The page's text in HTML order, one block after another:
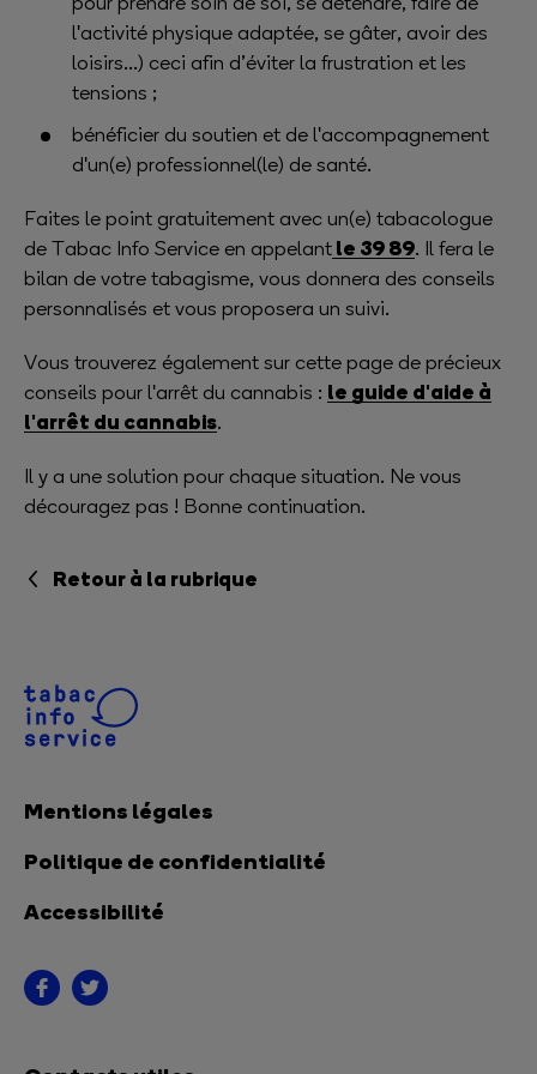
l'activité physique adaptée, se gâter, avoir des
loisirs...) ceci afin d’éviter la frustration et les
tensions ;
bénéficier du soutien et de l'accompagnement
d'un(e) professionnel(le) de santé.
Faites le point gratuitement avec un(e) tabacologue
de Tabac Info Service en appelant le 39 89. Il fera le
bilan de votre tabagisme, vous donnera des conseils
personnalisés et vous proposera un suivi.
Vous trouverez également sur cette page de précieux
conseils pour l'arrêt du cannabis : le guide d'aide à
l'arrêt du cannabis.
Il y a une solution pour chaque situation. Ne vous
découragez pas ! Bonne continuation.
Retour à la rubrique
Mentions légales
Politique de confidentialité
Accessibilité